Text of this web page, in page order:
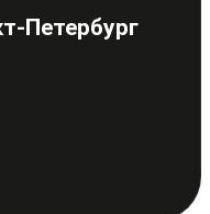
Петербург